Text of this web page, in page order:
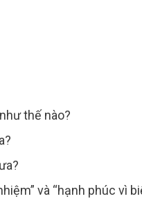
thế nào?
và “hạnh phúc vì